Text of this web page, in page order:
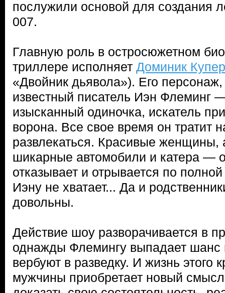
послужили основой для создания
007.
Главную роль в остросюжетном
триллере исполняет Доминик Купер
«Двойник дьявола»). Его
известный писатель Иэн Флеминг
изысканный одиночка, искатель
ворона. Все свое время он тратит
развлекаться. Красивые женщины,
шикарные автомобили и катера —
отказывает и отрывается по
Иэну не хватает... Да и
довольны.
Действие шоу разворачивается в
однажды Флемингу выпадает шанс
вербуют в разведку. И жизнь этого
мужчины приобретает новый